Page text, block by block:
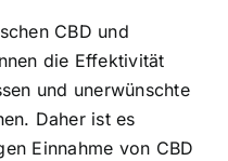
CBD und
die Effektivität
und unerwünschte
Daher ist es
Einnahme von CBD